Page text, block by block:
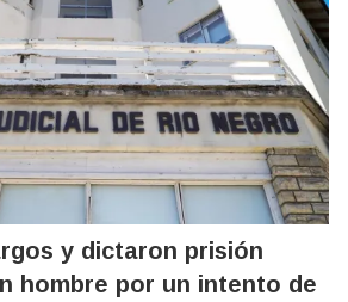
y dictaron prisión
hombre por un intento de